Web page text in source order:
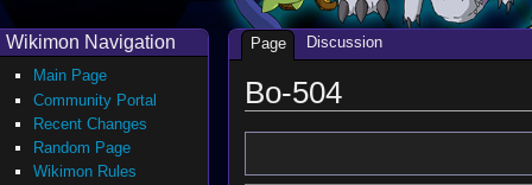
Bo-504
Page Discussion
Wikimon Navigation
Main Page
Community Portal
Recent Changes
Random Page
Wikimon Rules